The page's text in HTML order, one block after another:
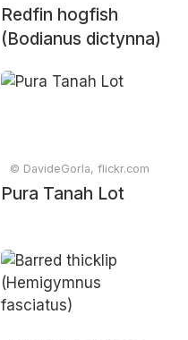
Redfin hogfish
(Bodianus dictynna)
© DavideGorla, flickr.com
Pura Tanah Lot